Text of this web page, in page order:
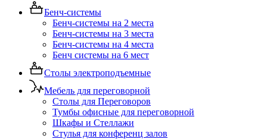
Бенч-системы
Бенч-системы на 2 места
Бенч-системы на 3 места
Бенч-системы на 4 места
Бенч системы на 6 мест
Столы электроподъемные
Мебель для переговорной
Столы для Переговоров
Тумбы офисные для переговорной
Шкафы и Стеллажи
Стулья для конференц залов